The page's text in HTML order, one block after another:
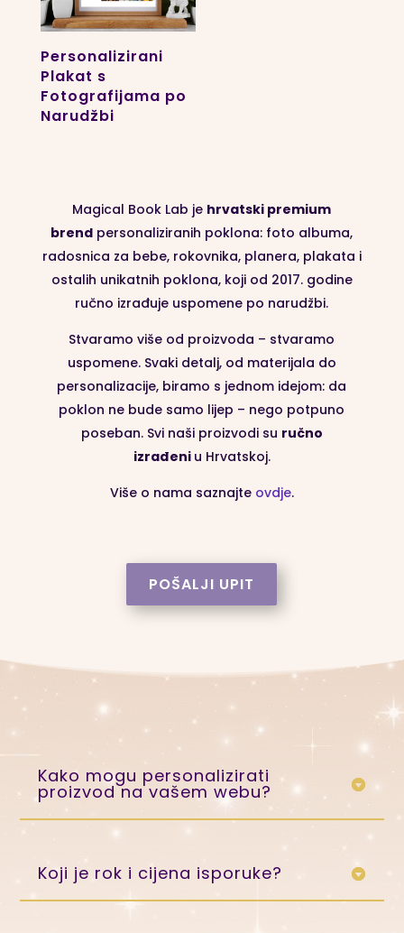
Personalizirani
Plakat s
Fotografijama po
Narudžbi
Magical Book Lab je hrvatski premium
brend personaliziranih poklona: foto albuma,
radosnica za bebe, rokovnika, planera, plakata i
ostalih unikatnih poklona, koji od 2017. godine
ručno izrađuje uspomene po narudžbi.
Stvaramo više od proizvoda – stvaramo
uspomene. Svaki detalj, od materijala do
personalizacije, biramo s jednom idejom: da
poklon ne bude samo lijep – nego potpuno
poseban. Svi naši proizvodi su ručno
izrađeni u Hrvatskoj.
Više o nama saznajte ovdje.
POŠALJI UPIT
Kako mogu personalizirati
proizvod na vašem webu?
Koji je rok i cijena isporuke?